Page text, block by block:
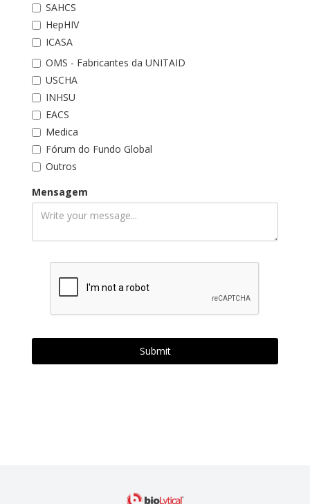
SAHCS
HepHIV
ICASA
OMS - Fabricantes da UNITAID
USCHA
INHSU
EACS
Medica
Fórum do Fundo Global
Outros
Mensagem